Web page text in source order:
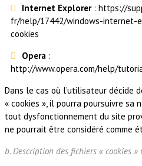
Internet Explorer: https://
fr/help/17442/windows-internet-
cookies
Opera :
http://www.opera.com/help/
Dans le cas où l’utilisateur décide
« cookies », il pourra poursuivre sa
tout dysfonctionnement du site
ne pourrait être considéré comme
b. Description des fichiers « cookies